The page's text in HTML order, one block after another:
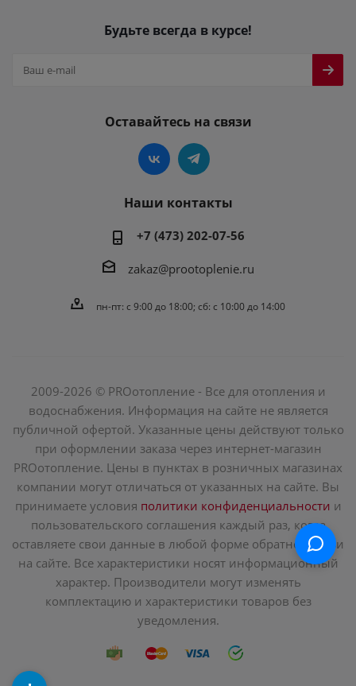
Будьте всегда в курсе!
Оставайтесь на связи
Наши контакты
+7 (473) 202-07-56
zakaz@prootoplenie.ru
пн-пт: c 9:00 до 18:00; сб: с 10:00 до 14:00
2009-2026 © PROотопление - Все для отопления и
водоснабжения. Информация на сайте не является
публичной офертой. Указанные цены действуют только
при оформлении заказа через интернет-магазин
PROотопление. Цены в пунктах в розничных магазинах
компании могут отличаться от указанных на сайте. Вы
принимаете условия политики конфиденциальности и
пользовательского соглашения каждый раз, когда
оставляете свои данные в любой форме обратной связи
на сайте. Все характеристики носят информационный
характер. Производители могут изменять
комплектацию и характеристики товаров без
уведомления.